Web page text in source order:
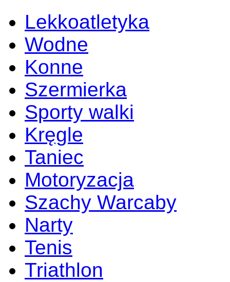
Lekkoatletyka
Wodne
Konne
Szermierka
Sporty walki
Kręgle
Taniec
Motoryzacja
Szachy Warcaby
Narty
Tenis
Triathlon